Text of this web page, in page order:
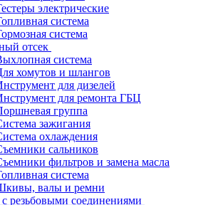
электрические
система
система
отсек
система
хомутов и шлангов
для дизелей
для ремонта ГБЦ
группа
зажигания
охлаждения
сальников
фильтров и замена масла
система
валы и ремни
с резьбовыми соединениями